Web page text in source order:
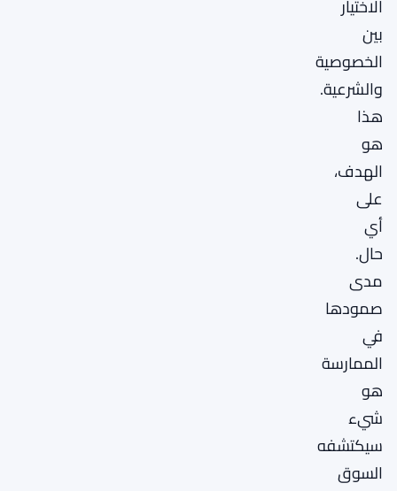
الاختيار
بين
الخصوصية
والشرعية.
هذا
هو
الهدف،
على
أي
حال.
مدى
صمودها
في
الممارسة
هو
شيء
سيكتشفه
السوق